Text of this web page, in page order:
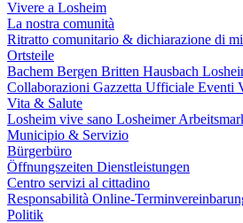
Vivere a Losheim
La nostra comunità
Ritratto comunitario & dichiarazione di
Ortsteile
Bachem Bergen Britten Hausbach
Collaborazioni Gazzetta Ufficiale Eventi
Vita & Salute
Losheim vive sano Losheimer
Municipio & Servizio
Bürgerbüro
Öffnungszeiten Dienstleistungen
Centro servizi al cittadino
Responsabilità Online-
Politik